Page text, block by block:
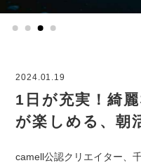
2024.01.19
1日が充実！綺
が楽しめる、朝
camell公認クリエイター、